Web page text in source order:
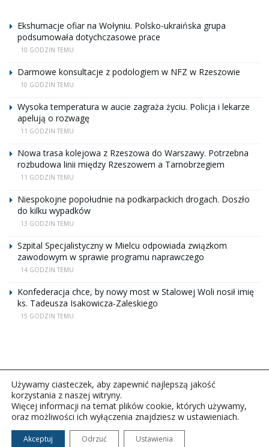
Ekshumacje ofiar na Wołyniu. Polsko-ukraińska grupa
podsumowała dotychczasowe prace
10 GODZIN TEMU
Darmowe konsultacje z podologiem w NFZ w Rzeszowie
10 GODZIN TEMU
Wysoka temperatura w aucie zagraża życiu. Policja i lekarze
apelują o rozwagę
11 GODZIN TEMU
Nowa trasa kolejowa z Rzeszowa do Warszawy. Potrzebna
rozbudowa linii między Rzeszowem a Tarnobrzegiem
11 GODZIN TEMU
Niespokojne popołudnie na podkarpackich drogach. Doszło
do kilku wypadków
13 GODZIN TEMU
Szpital Specjalistyczny w Mielcu odpowiada związkom
zawodowym w sprawie programu naprawczego
14 GODZIN TEMU
Konfederacja chce, by nowy most w Stalowej Woli nosił imię
ks. Tadeusza Isakowicza-Zaleskiego
15 GODZIN TEMU
Copyright © 2026Polskie Radio Rzeszów S.A. w likwidacj.
Wszelkie prawa zastrzeżone.
Używamy ciasteczek, aby zapewnić najlepszą jakość
korzystania z naszej witryny.
Więcej informacji na temat plików cookie, których używamy,
oraz możliwości ich wyłączenia znajdziesz w ustawieniach.
Akceptuj Odrzuć Ustawienia